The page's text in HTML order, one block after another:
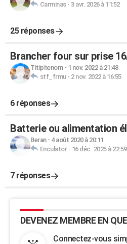
Carminas- 3 avr. 2026 à 11:52
25 réponses
Brancher four sur prise
Titiphenom- 1 nov. 2022 à 21:48
stf_frmu- 2 nov. 2022 à 16:55
6 réponses
Batterie ou alimentation
Beran- 4 août 2020 à 20:11
Enculator- 16 déc. 2025 à 22:59
7 réponses
DEVENEZ MEMBRE EN
Connectez-vous